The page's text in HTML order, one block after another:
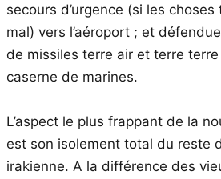
secours d’urgence (si les
mal) vers l’aéroport ; et
de missiles terre air et terre
caserne de marines.
L’aspect le plus frappant de la
est son isolement total du reste
irakienne. A la différence des